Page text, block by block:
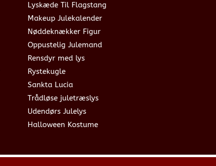
Lyskæde Til Flagstang
Makeup Julekalender
Nøddeknækker Figur
Oppustelig Julemand
Rensdyr med lys
Rystekugle
Sankta Lucia
Trådløse juletræslys
Udendørs Julelys
Halloween Kostume